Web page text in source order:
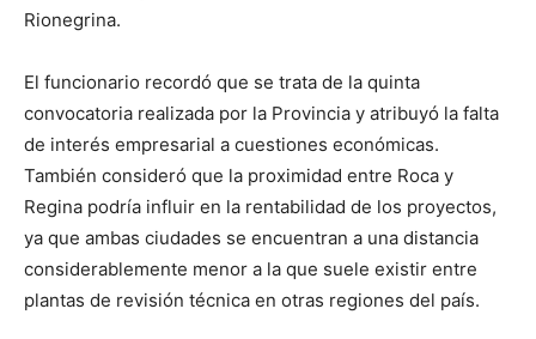
Rionegrina.
El funcionario recordó que se trata de la quinta
convocatoria realizada por la Provincia y atribuyó la falta
de interés empresarial a cuestiones económicas.
También consideró que la proximidad entre Roca y
Regina podría influir en la rentabilidad de los proyectos,
ya que ambas ciudades se encuentran a una distancia
considerablemente menor a la que suele existir entre
plantas de revisión técnica en otras regiones del país.